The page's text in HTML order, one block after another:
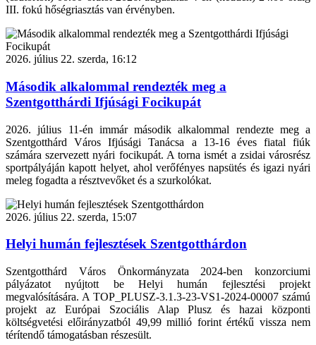
III. fokú hőségriasztás van érvényben.
2026. július 22. szerda, 16:12
Második alkalommal rendezték meg a
Szentgotthárdi Ifjúsági Focikupát
2026. július 11-én immár második alkalommal rendezte meg a
Szentgotthárd Város Ifjúsági Tanácsa a 13-16 éves fiatal fiúk
számára szervezett nyári focikupát. A torna ismét a zsidai városrész
sportpályáján kapott helyet, ahol verőfényes napsütés és igazi nyári
meleg fogadta a résztvevőket és a szurkolókat.
2026. július 22. szerda, 15:07
Helyi humán fejlesztések Szentgotthárdon
Szentgotthárd Város Önkormányzata 2024-ben konzorciumi
pályázatot nyújtott be Helyi humán fejlesztési projekt
megvalósítására. A TOP_PLUSZ-3.1.3-23-VS1-2024-00007 számú
projekt az Európai Szociális Alap Plusz és hazai központi
költségvetési előirányzatból 49,99 millió forint értékű vissza nem
térítendő támogatásban részesült.